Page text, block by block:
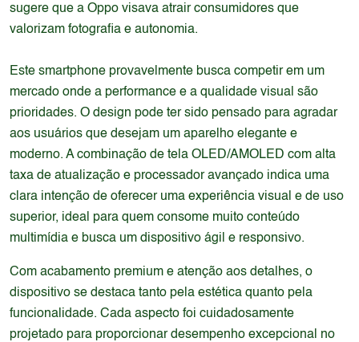
sugere que a Oppo visava atrair consumidores que
valorizam fotografia e autonomia.
Este smartphone provavelmente busca competir em um
mercado onde a performance e a qualidade visual são
prioridades. O design pode ter sido pensado para agradar
aos usuários que desejam um aparelho elegante e
moderno. A combinação de tela OLED/AMOLED com alta
taxa de atualização e processador avançado indica uma
clara intenção de oferecer uma experiência visual e de uso
superior, ideal para quem consome muito conteúdo
multimídia e busca um dispositivo ágil e responsivo.
Com acabamento premium e atenção aos detalhes, o
dispositivo se destaca tanto pela estética quanto pela
funcionalidade. Cada aspecto foi cuidadosamente
projetado para proporcionar desempenho excepcional no